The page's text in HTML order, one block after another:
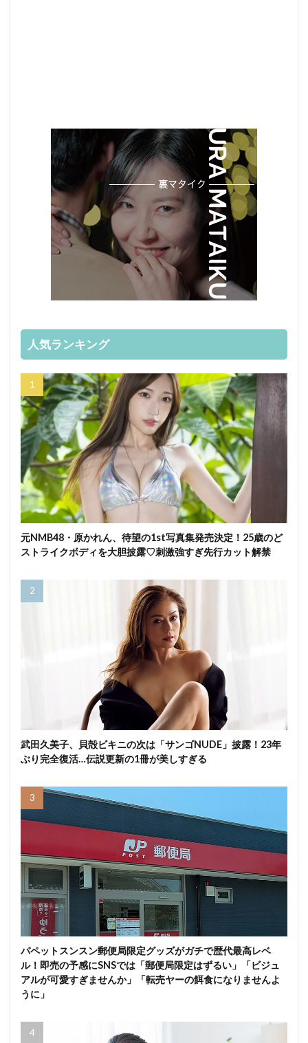
人気ランキング
元NMB48・原かれん、待望の1st写真集発売決定！25歳のど
ストライクボディを大胆披露♡刺激強すぎ先行カット解禁
武田久美子、貝殻ビキニの次は「サンゴNUDE」披露！23年
ぶり完全復活…伝説更新の1冊が美しすぎる
パペットスンスン郵便局限定グッズがガチで歴代最高レベ
ル！即売の予感にSNSでは「郵便局限定はずるい」「ビジュ
アルが可愛すぎませんか」「転売ヤーの餌食になりませんよ
うに」